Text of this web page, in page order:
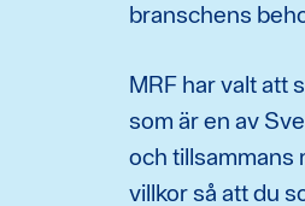
branschens
MRF har valt att
som är en av
och tillsammans
villkor så att du